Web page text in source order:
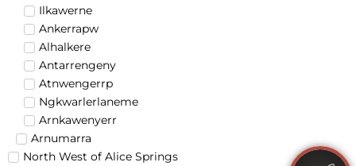
Ilkawerne
Ankerrapw
Alhalkere
Antarrengeny
Atnwengerrp
Ngkwarlerlaneme
Arnkawenyerr
Arnumarra
North West of Alice Springs